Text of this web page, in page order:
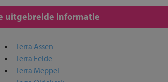
uitgebreide informatie
Terra Assen
Terra Eelde
Terra Meppel